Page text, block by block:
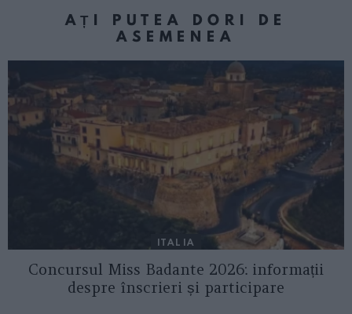
AȚI PUTEA DORI DE
ASEMENEA
ITALIA
Concursul Miss Badante 2026: informații
despre înscrieri și participare